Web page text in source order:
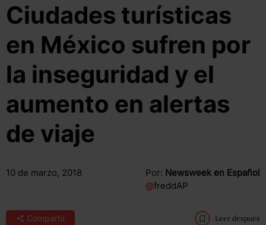
Ciudades turísticas
en México sufren por
la inseguridad y el
aumento en alertas
de viaje
10 de marzo, 2018 Por: Newsweek en Español
@freddAP
Compartir Leer después